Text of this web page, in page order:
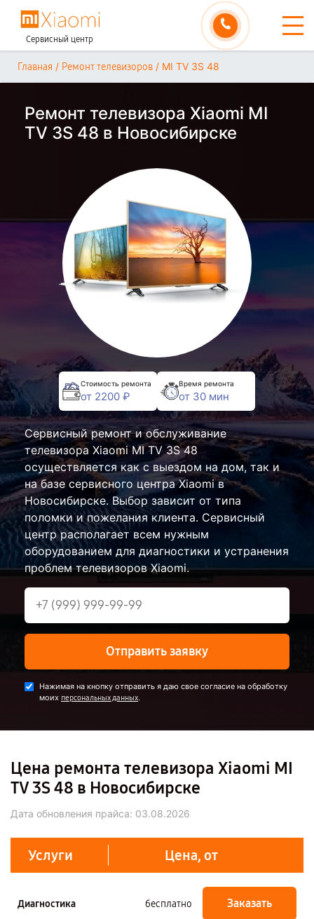
Сервисный центр
Главная / Ремонт телевизоров / MI TV 3S 48
Ремонт телевизора Xiaomi MI
TV 3S 48 в Новосибирске
Стоимость ремонта
от 2200 ₽
Время ремонта
от 30 мин
Сервисный ремонт и обслуживание
телевизора Xiaomi MI TV 3S 48
осуществляется как с выездом на дом, так и
на базе сервисного центра Xiaomi в
Новосибирске. Выбор зависит от типа
поломки и пожелания клиента. Сервисный
центр располагает всем нужным
оборудованием для диагностики и устранения
проблем телевизоров Xiaomi.
Отправить заявку
Нажимая на кнопку отправить я даю свое согласие на обработку
моих персональных данных.
Цена ремонта телевизора Xiaomi MI
TV 3S 48 в Новосибирске
Дата обновления прайса: 03.08.2026
Услуги Цена, от
Диагностика бесплатно Заказать